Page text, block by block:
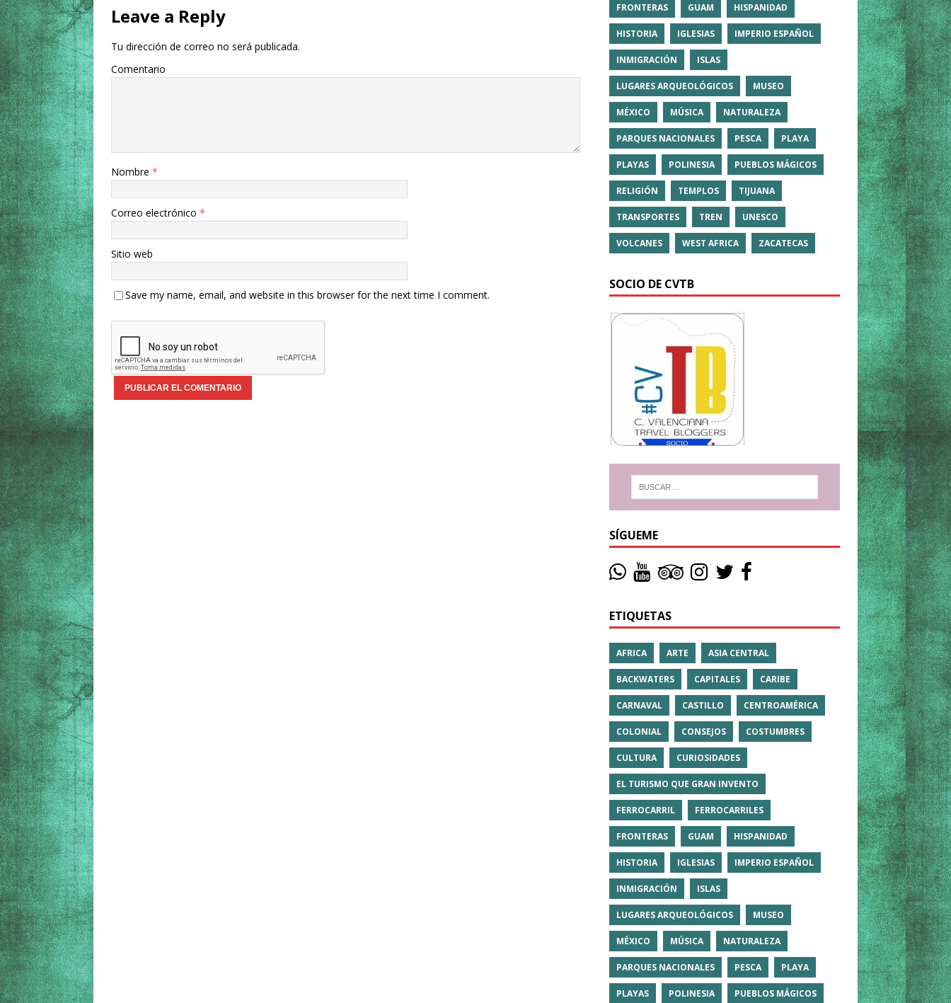
Leave a Reply
Tu dirección de correo no será publicada.
Comentario
Nombre *
Correo electrónico *
Sitio web
Save my name, email, and website in this browser for the next time I comment.
FRONTERAS GUAM HISPANIDAD
HISTORIA IGLESIAS IMPERIO ESPAÑOL
INMIGRACIÓN ISLAS
LUGARES ARQUEOLÓGICOS MUSEO
MÉXICO MÚSICA NATURALEZA
PARQUES NACIONALES PESCA PLAYA
PLAYAS POLINESIA PUEBLOS MÁGICOS
RELIGIÓN TEMPLOS TIJUANA
TRANSPORTES TREN UNESCO
VOLCANES WEST AFRICA ZACATECAS
SOCIO DE CVTB
SÍGUEME
ETIQUETAS
AFRICA ARTE ASIA CENTRAL
BACKWATERS CAPITALES CARIBE
CARNAVAL CASTILLO CENTROAMÉRICA
COLONIAL CONSEJOS COSTUMBRES
CULTURA CURIOSIDADES
EL TURISMO QUE GRAN INVENTO
FERROCARRIL FERROCARRILES
FRONTERAS GUAM HISPANIDAD
HISTORIA IGLESIAS IMPERIO ESPAÑOL
INMIGRACIÓN ISLAS
LUGARES ARQUEOLÓGICOS MUSEO
MÉXICO MÚSICA NATURALEZA
PARQUES NACIONALES PESCA PLAYA
PLAYAS POLINESIA PUEBLOS MÁGICOS